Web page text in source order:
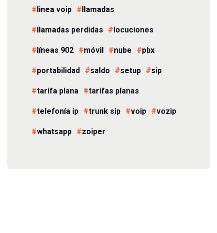
linea voip
llamadas
llamadas perdidas
locuciones
líneas 902
móvil nube
pbx
portabilidad
saldo setup
sip
tarifa plana
tarifas planas
telefonía ip
trunk sip voip
vozip
whatsapp
zoiper